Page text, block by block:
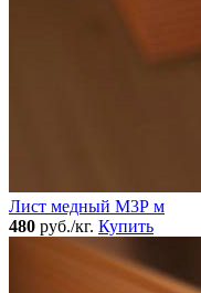
Лист медный М3Р м
480 руб./кг. Купить